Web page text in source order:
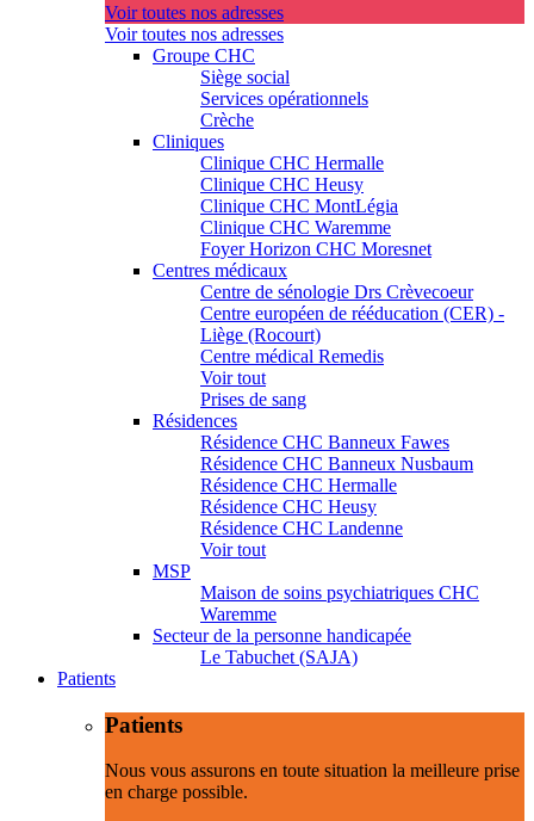
Voir toutes nos adresses
Voir toutes nos adresses
Groupe CHC
Siège social
Services opérationnels
Crèche
Cliniques
Clinique CHC Hermalle
Clinique CHC Heusy
Clinique CHC MontLégia
Clinique CHC Waremme
Foyer Horizon CHC Moresnet
Centres médicaux
Centre de sénologie Drs Crèvecoeur
Centre européen de rééducation (CER) -
Liège (Rocourt)
Centre médical Remedis
Voir tout
Prises de sang
Résidences
Résidence CHC Banneux Fawes
Résidence CHC Banneux Nusbaum
Résidence CHC Hermalle
Résidence CHC Heusy
Résidence CHC Landenne
Voir tout
MSP
Maison de soins psychiatriques CHC
Waremme
Secteur de la personne handicapée
Le Tabuchet (SAJA)
Patients
Patients
Nous vous assurons en toute situation la meilleure prise
en charge possible.